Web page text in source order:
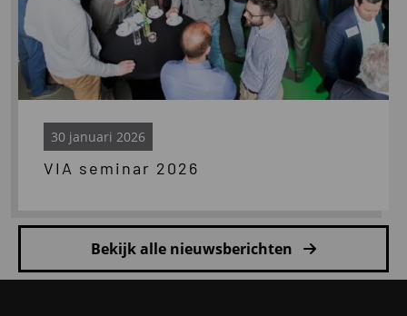
VIA seminar 2026
30 januari 2026
Bekijk alle nieuwsberichten